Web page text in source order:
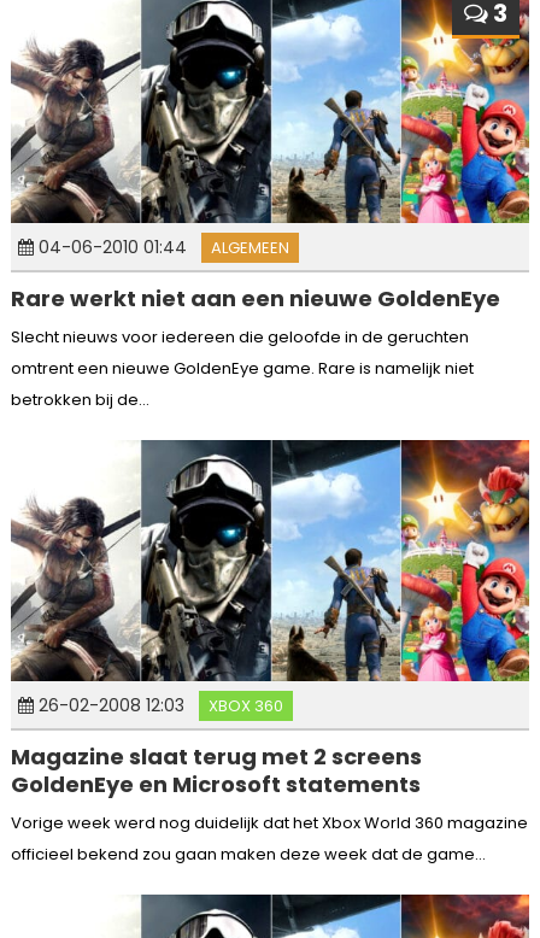
3
04-06-2010 01:44 ALGEMEEN
Rare werkt niet aan een nieuwe GoldenEye
Slecht nieuws voor iedereen die geloofde in de geruchten
omtrent een nieuwe GoldenEye game. Rare is namelijk niet
betrokken bij de...
26-02-2008 12:03 XBOX 360
Magazine slaat terug met 2 screens
GoldenEye en Microsoft statements
Vorige week werd nog duidelijk dat het Xbox World 360 magazine
officieel bekend zou gaan maken deze week dat de game...